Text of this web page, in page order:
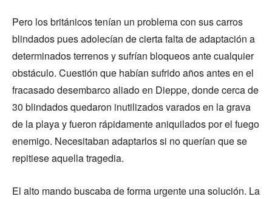
Pero los británicos tenían un problema con sus carros
blindados pues adolecían de cierta falta de adaptación a
determinados terrenos y sufrían bloqueos ante cualquier
obstáculo. Cuestión que habían sufrido años antes en el
fracasado desembarco aliado en Dieppe, donde cerca de
30 blindados quedaron inutilizados varados en la grava
de la playa y fueron rápidamente aniquilados por el fuego
enemigo. Necesitaban adaptarlos si no querían que se
repitiese aquella tragedia.
El alto mando buscaba de forma urgente una solución. La